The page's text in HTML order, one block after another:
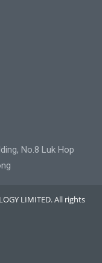
No.8 Luk Hop
LIMITED. All rights